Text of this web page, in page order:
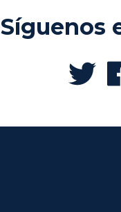
Síguenos